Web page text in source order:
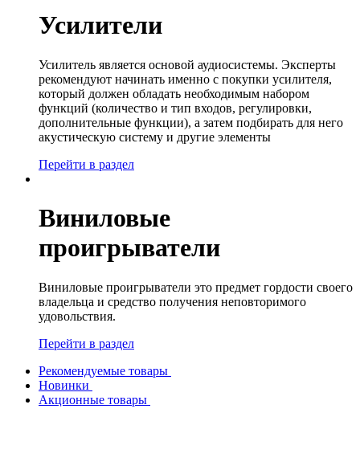
Усилители
Усилитель является основой аудиосистемы. Эксперты
рекомендуют начинать именно с покупки усилителя,
который должен обладать необходимым набором
функций (количество и тип входов, регулировки,
дополнительные функции), а затем подбирать для него
акустическую систему и другие элементы
Перейти в раздел
Виниловые
проигрыватели
Виниловые проигрыватели это предмет гордости своего
владельца и средство получения неповторимого
удовольствия.
Перейти в раздел
Рекомендуемые товары
Новинки
Акционные товары